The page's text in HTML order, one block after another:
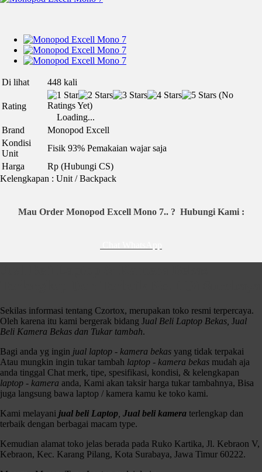
Di lihat 448 kali
Rating
(No
Ratings Yet)
Loading...
Brand
Monopod Excell
Kondisi
Unit
Fisik 93% Pemakaian wajar saja
Harga
Rp (Hubungi CS)
Kelengkapan : Unit / Backpack
Mau Order Monopod Excell Mono 7.. ? Hubungi Kami :
Monopod Excell Mono 7
Spek :
Max Height 1750mm
Min Height 650mm
Sekilas informasi tentang Czortox, merupakan toko resmi terpercaya.
Oleh karena itu kami bergerak bidang Jual Beli Laptop Bekas, Jual
Beli Kamera Bekas dan Tukar tambah.
Bagi anda yg ingin jual laptop - kamera bekas yang tidak terpakai
Atau mungkin ingin tukar tambah laptop - kamera bekas mudah aja
anda tinggal Chat merk, tipe, spesifikasi, kondisi, & kelengkapan
laptop - kamera anda, Kami akan taksir harga tukar tambahnya, Bisa
juga langsung bawa laptop / kamera kamu ke toko kami.
Kami melayani jual beli Laptop Jual beli kamera terlengkap dan
terbaik dengan berbagai macam type.
Kemudian alamat toko jelas berada pada Ruko Kartika, Jl. Kebraon V,
Kebraon, Kec. Karang Pilang, Kota Surabaya, Jawa Timur 60222.